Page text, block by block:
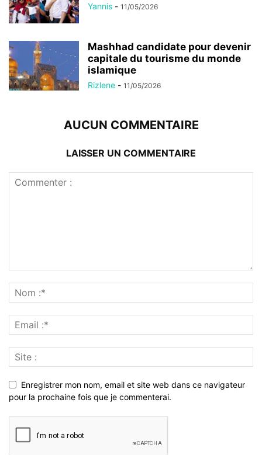
Yannis - 11/05/2026
Mashhad candidate pour devenir
capitale du tourisme du monde
islamique
Rizlene - 11/05/2026
AUCUN COMMENTAIRE
LAISSER UN COMMENTAIRE
Enregistrer mon nom, email et site web dans ce navigateur
pour la prochaine fois que je commenterai.